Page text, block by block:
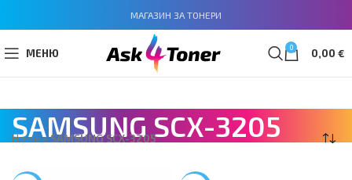
МАГАЗИН ЗА ТОНЕРИ
МЕНЮ 0 0,00 €
SAMSUNG SCX-3205
Home»SAMSUNG SCX-3205